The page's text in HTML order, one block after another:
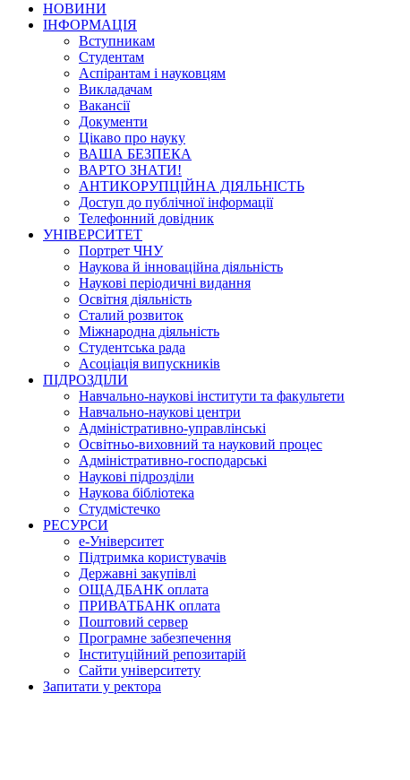
НОВИНИ
ІНФОРМАЦІЯ
Вступникам
Студентам
Аспірантам і науковцям
Викладачам
Вакансії
Документи
Цікаво про науку
ВАША БЕЗПЕКА
ВАРТО ЗНАТИ!
АНТИКОРУПЦІЙНА ДІЯЛЬНІСТЬ
Доступ до публічної інформації
Телефонний довідник
УНІВЕРСИТЕТ
Портрет ЧНУ
Наукова й інноваційна діяльність
Наукові періодичні видання
Освітня діяльність
Сталий розвиток
Міжнародна діяльність
Студентська рада
Асоціація випускників
ПІДРОЗДІЛИ
Навчально-наукові інститути та факультети
Навчально-наукові центри
Адміністративно-управлінські
Освітньо-виховний та науковий процес
Адміністративно-господарські
Наукові підрозділи
Наукова бібліотека
Студмістечко
РЕСУРСИ
е-Університет
Підтримка користувачів
Державні закупівлі
ОЩАДБАНК оплата
ПРИВАТБАНК оплата
Поштовий сервер
Програмне забезпечення
Інституційний репозитарій
Сайти університету
Запитати у ректора